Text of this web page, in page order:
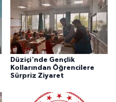
Düziçi'nde Gençlik
Kollarından Öğrencilere
Sürpriz Ziyaret